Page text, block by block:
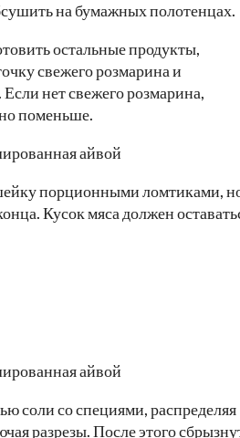
на бумажных полотенцах.
остальные продукты,
свежего розмарина и
нет свежего розмарина,
поменьше.
порционными ломтиками,
Кусок мяса должен
соли со специями, распределяя
разрезы. После этого